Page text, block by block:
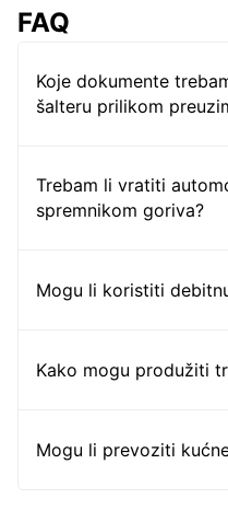
FAQ
Koje dokumente
šalteru prilikom
Trebam li vratiti
spremnikom goriva?
Mogu li koristiti
Kako mogu produžiti
Mogu li prevoziti